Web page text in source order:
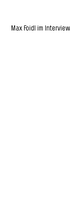
Max Foidl im